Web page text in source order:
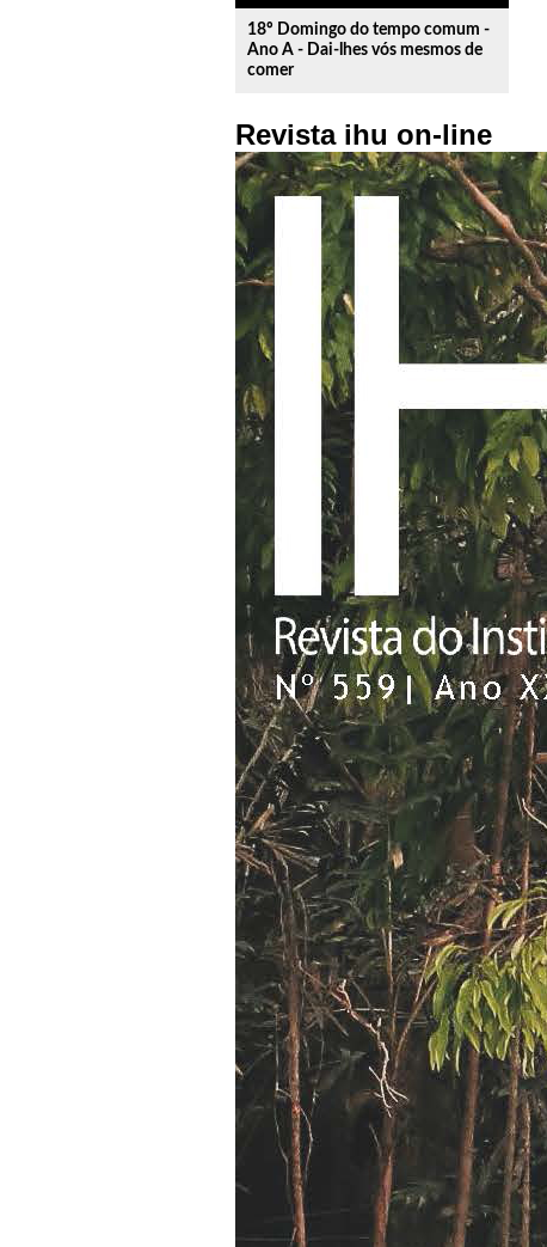
18º Domingo do tempo comum -
Ano A - Dai-lhes vós mesmos de
comer
Revista ihu on-line